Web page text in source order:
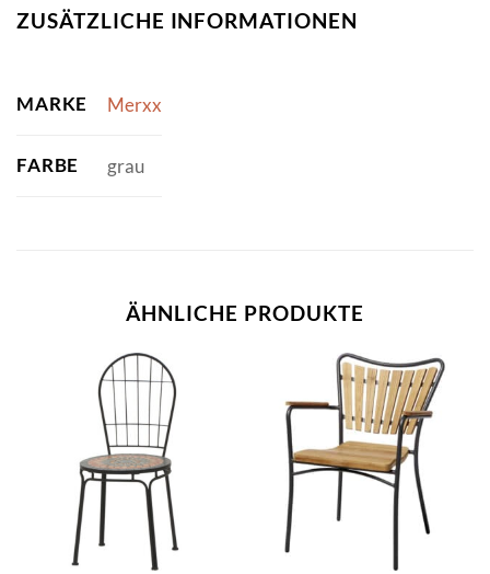
ZUSÄTZLICHE INFORMATIONEN
MARKE Merxx
FARBE grau
ÄHNLICHE PRODUKTE